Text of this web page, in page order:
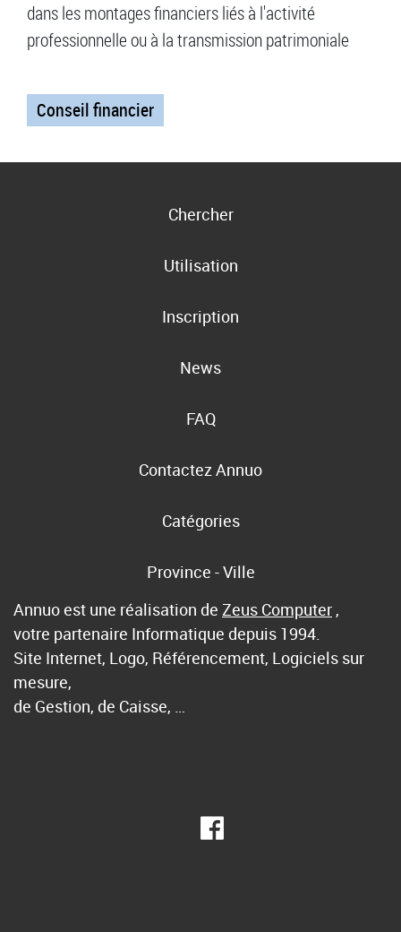
dans les montages financiers liés à l'activité
professionnelle ou à la transmission patrimoniale
Conseil financier
Chercher
Utilisation
Inscription
News
FAQ
Contactez Annuo
Catégories
Province - Ville
Annuo est une réalisation de Zeus Computer ,
votre partenaire Informatique depuis 1994.
Site Internet, Logo, Référencement, Logiciels sur
mesure,
de Gestion, de Caisse, …